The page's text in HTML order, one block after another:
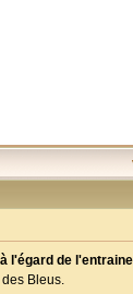
l'égard de
Bleus.